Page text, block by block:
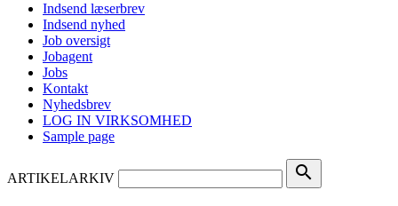
Indsend læserbrev
Indsend nyhed
Job oversigt
Jobagent
Jobs
Kontakt
Nyhedsbrev
LOG IN VIRKSOMHED
Sample page
ARTIKELARKIV search